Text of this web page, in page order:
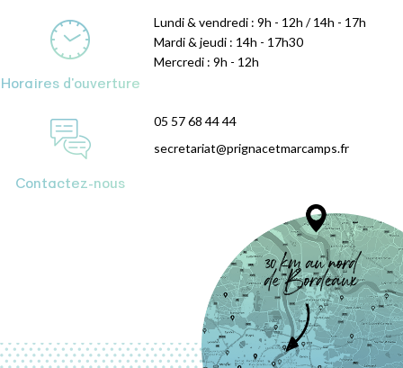
Horaires d'ouverture
Lundi & vendredi : 9h - 12h / 14h - 17h
Mardi & jeudi : 14h - 17h30
Mercredi : 9h - 12h
Contactez-nous
05 57 68 44 44
secretariat@prignacetmarcamps.fr